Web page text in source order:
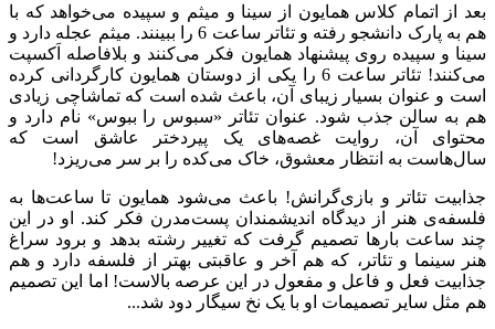
بعد از اتمام کلاس همایون از سینا و میثم و سپیده می­‌خواهد که با
هم به پارک دانشجو رفته و تئاتر ساعت 6 را ببینند. میثم عجله دارد و
سینا و سپیده روی پیشنهاد همایون فکر می‌کنند و بلافاصله اَکسپت
می­‌کنند! تئاتر ساعت 6 را یکی از دوستان همایون کارگردانی کرده
است و عنوان بسیار زیبای آن، باعث شده است که تماشاچی زیادی
هم به سالن جذب شود. عنوان تئاتر «سبوس را ببوس» نام دارد و
محتوای آن، روایت غصه‌­های یک پیردختر عاشق است که
سال‌هاست به انتظار معشوق، خاک می‌کده را بر سر می‌­ریزد!
جذابیت تئاتر و بازی‌گرانش! باعث می‌شود همایون تا ساعت‌­ها به
فلسفه­‌ی هنر از دیدگاه اندیشمندان پست‌مدرن فکر کند. او در این
چند ساعت بارها تصمیم گرفت که تغییر رشته بدهد و برود سراغ
هنر سینما و تئاتر، که هم آخر و عاقبتی بهتر از فلسفه دارد و هم
جذابیت فعل و فاعل و مفعول در این عرصه بالاست! اما این تصمیم
هم مثل سایر تصمیمات او با یک نخ سیگار دود شد...